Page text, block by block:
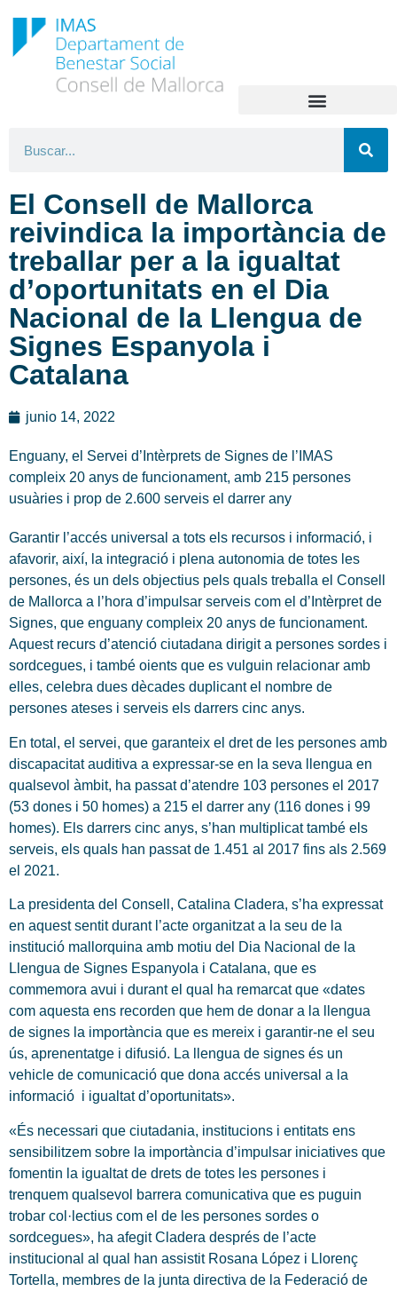
El Consell de Mallorca
reivindica la importància de
treballar per a la igualtat
d’oportunitats en el Dia
Nacional de la Llengua de
Signes Espanyola i
Catalana
junio 14, 2022
Enguany, el Servei d’Intèrprets de Signes de l’IMAS
compleix 20 anys de funcionament, amb 215 persones
usuàries i prop de 2.600 serveis el darrer any
Garantir l’accés universal a tots els recursos i informació, i
afavorir, així, la integració i plena autonomia de totes les
persones, és un dels objectius pels quals treballa el Consell
de Mallorca a l’hora d’impulsar serveis com el d’Intèrpret de
Signes, que enguany compleix 20 anys de funcionament.
Aquest recurs d’atenció ciutadana dirigit a persones sordes i
sordcegues, i també oients que es vulguin relacionar amb
elles, celebra dues dècades duplicant el nombre de
persones ateses i serveis els darrers cinc anys.
En total, el servei, que garanteix el dret de les persones amb
discapacitat auditiva a expressar-se en la seva llengua en
qualsevol àmbit, ha passat d’atendre 103 persones el 2017
(53 dones i 50 homes) a 215 el darrer any (116 dones i 99
homes). Els darrers cinc anys, s’han multiplicat també els
serveis, els quals han passat de 1.451 al 2017 fins als 2.569
el 2021.
La presidenta del Consell, Catalina Cladera, s’ha expressat
en aquest sentit durant l’acte organitzat a la seu de la
institució mallorquina amb motiu del Dia Nacional de la
Llengua de Signes Espanyola i Catalana, que es
commemora avui i durant el qual ha remarcat que «dates
com aquesta ens recorden que hem de donar a la llengua
de signes la importància que es mereix i garantir-ne el seu
ús, aprenentatge i difusió. La llengua de signes és un
vehicle de comunicació que dona accés universal a la
informació i igualtat d’oportunitats».
«És necessari que ciutadania, institucions i entitats ens
sensibilitzem sobre la importància d’impulsar iniciatives que
fomentin la igualtat de drets de totes les persones i
trenquem qualsevol barrera comunicativa que es puguin
trobar col·lectius com el de les persones sordes o
sordcegues», ha afegit Cladera després de l’acte
institucional al qual han assistit Rosana López i Llorenç
Tortella, membres de la junta directiva de la Federació de